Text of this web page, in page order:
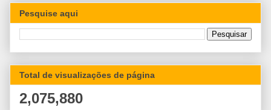
Pesquise aqui
Total de visualizações de página
2,075,880